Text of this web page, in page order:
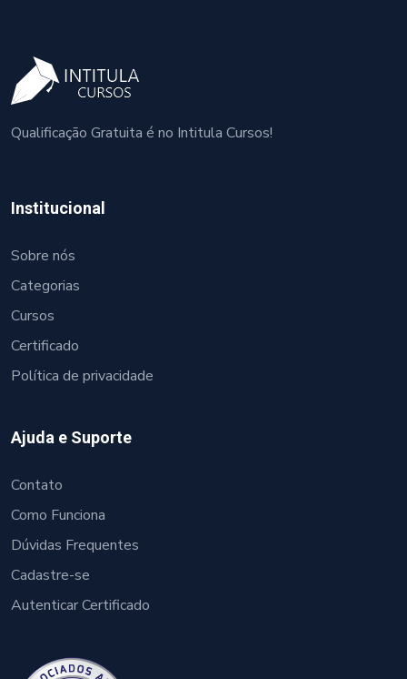
Qualificação Gratuita é no Intitula Cursos!
Institucional
Sobre nós
Categorias
Cursos
Certificado
Política de privacidade
Ajuda e Suporte
Contato
Como Funciona
Dúvidas Frequentes
Cadastre-se
Autenticar Certificado